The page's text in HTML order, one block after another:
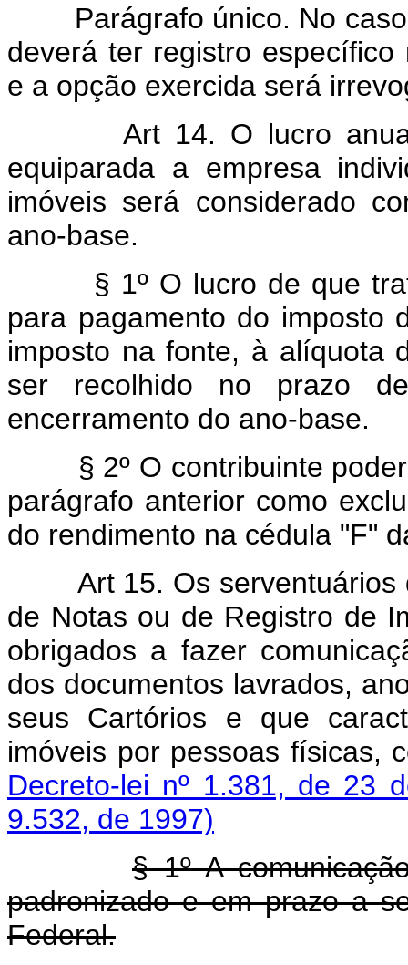
Parágrafo único. No
deverá ter registro
e a opção exercida será
Art 14. O lucro
equiparada a empresa
imóveis será considerado
ano-base.
§ 1º O lucro de que trata
para pagamento do imposto
imposto na fonte, à alíquota
ser recolhido no prazo
encerramento do ano-base.
§ 2º O contribuinte
parágrafo anterior como
do rendimento na cédula "F"
Art 15. Os
de Notas ou de Registro de
obrigados a fazer
dos documentos lavrados,
seus Cartórios e que
imóveis por pessoas físicas,
Decreto-lei nº 1.381, de 23
9.532, de 1997)
§ 1º A
padronizado e em prazo a
Federal.